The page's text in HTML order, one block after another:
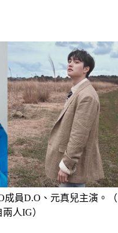
成員D.O、元真兒主演。
人IG）